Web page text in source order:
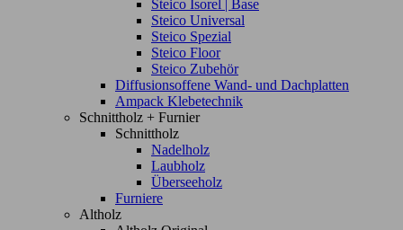
Steico Isorel | Base
Steico Universal
Steico Spezial
Steico Floor
Steico Zubehör
Diffusionsoffene Wand- und Dachplatten
Ampack Klebetechnik
Schnittholz + Furnier
Schnittholz
Nadelholz
Laubholz
Überseeholz
Furniere
Altholz